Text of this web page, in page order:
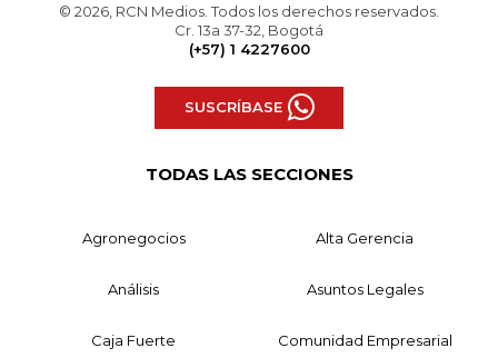
© 2026, RCN Medios. Todos los derechos reservados.
Cr. 13a 37-32, Bogotá
(+57) 1 4227600
SUSCRÍBASE
TODAS LAS SECCIONES
Agronegocios Alta Gerencia
Análisis Asuntos Legales
Caja Fuerte Comunidad Empresarial